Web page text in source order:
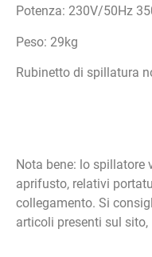
Potenza: 230V/50Hz
Peso: 29kg
Rubinetto di spillatura
Nota bene: lo spillatore
aprifusto, relativi
collegamento. Si
articoli presenti sul sito,